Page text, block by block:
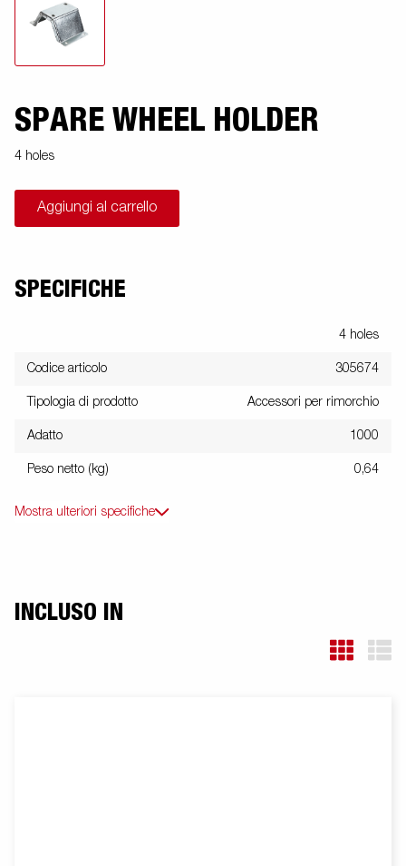
SPARE WHEEL HOLDER
4 holes
Aggiungi al carrello
SPECIFICHE
4 holes
Codice articolo 305674
Tipologia di prodotto Accessori per rimorchio
Adatto 1000
Peso netto (kg) 0,64
Mostra ulteriori specifiche
INCLUSO IN